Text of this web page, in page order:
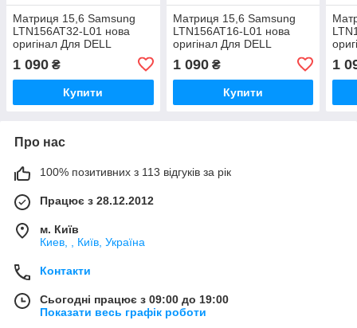
Матриця 15,6 Samsung
LTN156AT32-L01 нова
оригінал Для DELL
1 090 ₴
Купити
Матриця 15,6 Samsung
LTN156AT16-L01 нова
оригінал Для DELL
1 090₴
Купити
1
Про нас
100% позитивних з 113 відгуків за рік
Працює з 28.12.2012
м. Київ
Киев, , Київ, Україна
Контакти
Сьогодні працює з 09:00 до 19:00
Показати весь графік роботи